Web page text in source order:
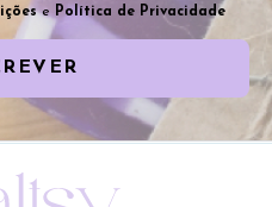
e Política de Privacidade